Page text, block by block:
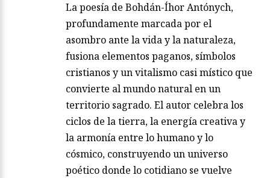
La poesía de Bohdán-Íhor Antónych,
profundamente marcada por el
asombro ante la vida y la naturaleza,
fusiona elementos paganos, símbolos
cristianos y un vitalismo casi místico que
convierte al mundo natural en un
territorio sagrado. El autor celebra los
ciclos de la tierra, la energía creativa y
la armonía entre lo humano y lo
cósmico, construyendo un universo
poético donde lo cotidiano se vuelve